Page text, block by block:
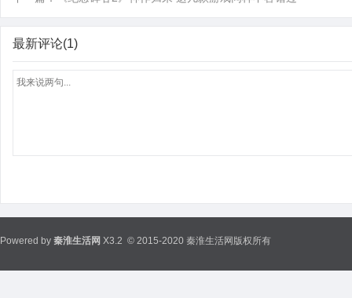
最新评论(1)
Powered by 秦淮生活网 X3.2 © 2015-2020 秦淮生活网版权所有